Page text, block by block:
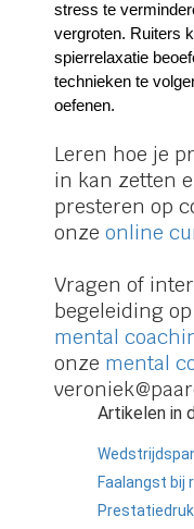
stress te
vergroten. Ruiters
spierrelaxatie
technieken te
oefenen.
Leren hoe je
in kan zetten
presteren op
onze online
Vragen of
begeleiding
mental
onze mental
Artikelen in
Faalangst bij